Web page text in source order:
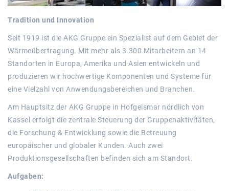
Tradition und Innovation
Seit 1919 ist die AKG Gruppe ein Spezialist auf dem Gebiet der
Wärmeübertragung. Mit mehr als 3.300 Mitarbeitern an 14
Standorten in Europa, Amerika und Asien entwickeln und
produzieren wir hochwertige Komponenten und Systeme für
eine Vielzahl von Anwendungsbereichen und Branchen.
Am Hauptsitz der AKG Gruppe in Hofgeismar nördlich von
Kassel erfolgt die zentrale Steuerung der Gruppenaktivitäten,
die Forschung & Entwicklung sowie die Betreuung
europäischer und globaler Kunden. Auch zwei
Produktionsgesellschaften befinden sich am Standort.
Aufgaben: